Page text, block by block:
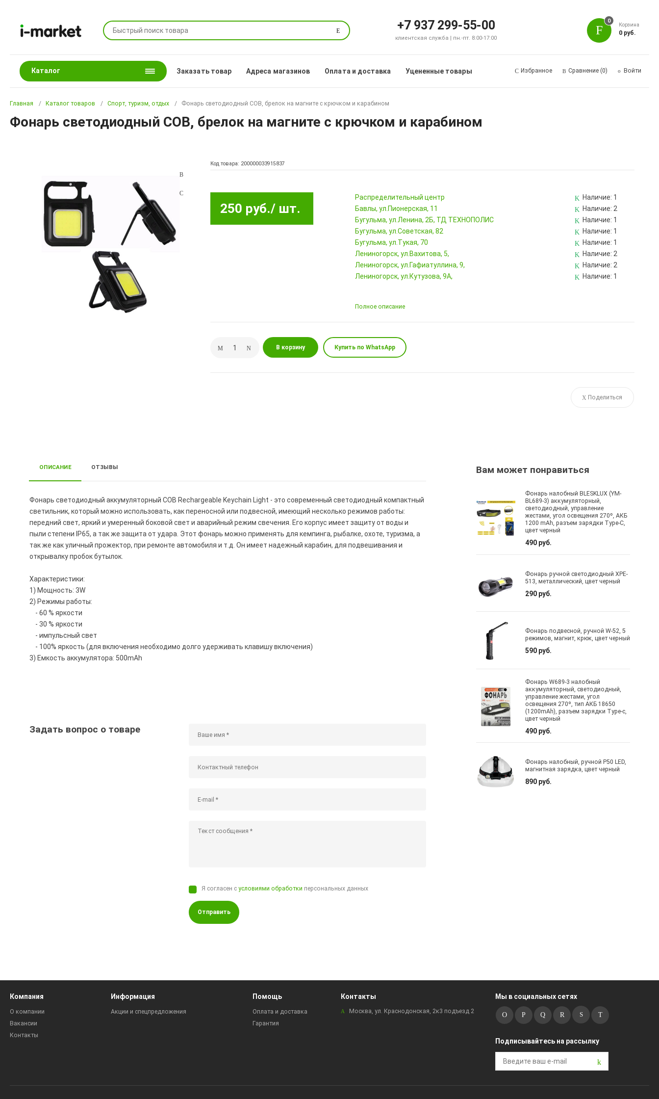
Поиск +7 937 299-55-00
клиентская служба | пн.-пт. 8:00-17:00
0
Корзина
0 руб.
Каталог Заказать товар Адреса магазинов Оплата и доставка Уцененные товары Избранное Сравнение (0) Войти
Главная Каталог товаров Спорт, туризм, отдых Фонарь светодиодный COB, брелок на магните с крючком и карабином
Фонарь светодиодный COB, брелок на магните с крючком и карабином
Код товара: 200000033915837
250 руб./ шт.
Pаспределительный центр Наличие: 1
Бавлы, ул.Пионерская, 11
Наличие: 2
Бугульма, ул.Ленина, 2Б, ТД ТЕХНОПОЛИС
Наличие: 1
Бугульма, ул.Советская, 82
Наличие: 1
Бугульма, ул.Тукая, 70
Наличие: 1
Лениногорск, ул.Вахитова, 5,
Наличие: 2
Лениногорск, ул.Гафиатуллина, 9,
Наличие: 2
Лениногорск, ул.Кутузова, 9А,
Наличие: 1
Полное описание
В корзину Купить по WhatsApp
Поделиться
ОПИСАНИЕ ОТЗЫВЫ
Фонарь светодиодный аккумуляторный COB Rechargeable Keychain Light - это современный светодиодный компактный
светильник, который можно использовать, как переносной или подвесной, имеющий несколько режимов работы:
передний свет, яркий и умеренный боковой свет и аварийный режим свечения. Его корпус имеет защиту от воды и
пыли степени IP65, а так же защита от удара. Этот фонарь можно применять для кемпинга, рыбалке, охоте, туризма, а
так же как уличный прожектор, при ремонте автомобиля и т.д. Он имеет надежный карабин, для подвешивания и
открывалку пробок бутылок.
Характеристики:
1) Мощность: 3W
2) Режимы работы:
- 60 % яркости
- 30 % яркости
- импульсный свет
- 100% яркость (для включения необходимо долго удерживать клавишу включения)
3) Емкость аккумулятора: 500mAh
Задать вопрос о товаре
Я согласен сусловиями обработки персональных данных
Отправить
Вам может понравиться
Фонарь налобный BLESKLUX (YM-
BL689-3) аккумуляторный,
светодиодный, управление
жестами, угол освещения 270º, АКБ
1200 mAh, разъем зарядки Type-C,
цвет черный
490 руб.
Фонарь ручной светодиодный XPE-
513, металлический, цвет черный
290 руб.
Фонарь подвесной, ручной W-52, 5
режимов, магнит, крюк, цвет черный
590 руб.
Фонарь W689-3 налобный
аккумуляторный, светодиодный,
управление жестами, угол
освещения 270º, тип АКБ 18650
(1200mAh), разъем зарядки Type-c,
цвет черный
490 руб.
Фонарь налобный, ручной P50 LED,
магнитная зарядка, цвет черный
890 руб.
Компания
О компании
Вакансии
Контакты
Информация
Акции и спецпредложения
Помощь
Оплата и доставка
Гарантия
Контакты
Москва, ул. Краснодонская, 2к3 подъезд 2
Мы в социальных сетях
Подписывайтесь на рассылку